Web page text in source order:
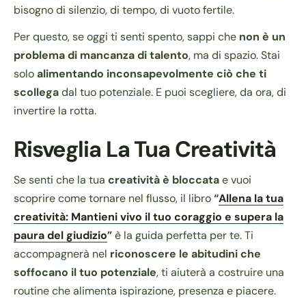
bisogno di silenzio, di tempo, di vuoto fertile.
Per questo, se oggi ti senti spento, sappi che non è un
problema di mancanza di talento, ma di spazio. Stai
soloalimentando inconsapevolmente ciò che ti
scollegadal tuo potenziale. E puoi scegliere, da ora, di
invertire la rotta.
Risveglia La Tua Creatività
Se senti che la tua creatività è bloccatae vuoi
scoprire come tornare nel flusso, il libro“Allena la tua
creatività: Mantieni vivo il tuo coraggio e supera la
paura del giudizio”è la guida perfetta per te. Ti
accompagnerà nel riconoscere le abitudini che
soffocano il tuo potenziale, ti aiuterà a costruire una
routine che alimenta ispirazione, presenza e piacere.